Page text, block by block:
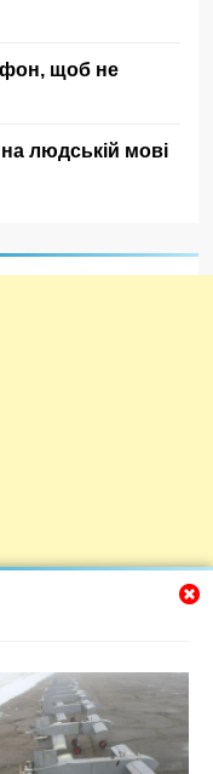
щоб не
людській мові